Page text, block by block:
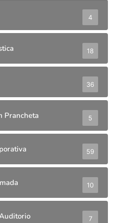
4
18
36
Prancheta 5
59
10
7